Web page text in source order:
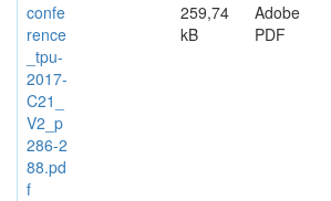
confe
rence
_tpu-
2017-
C21_
V2_p
286-2
88.pd
f
259,74
kB
Adobe
PDF